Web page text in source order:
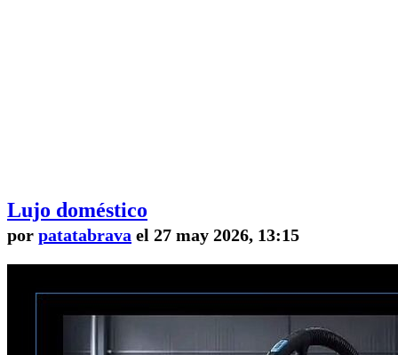
Lujo doméstico
por patatabrava el 27 may 2026, 13:15